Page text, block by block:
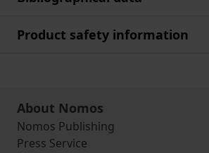
Product safety information
About Nomos
Nomos Publishing
Press Service